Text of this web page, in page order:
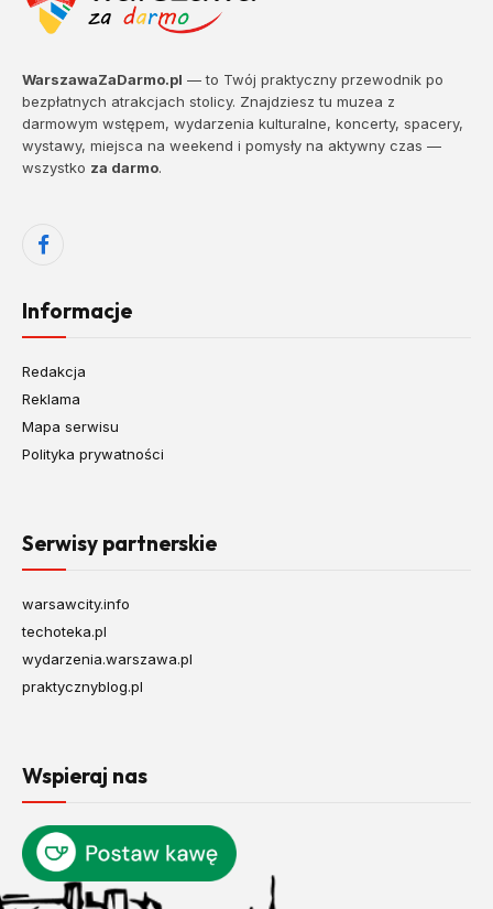
WarszawaZaDarmo.pl — to Twój praktyczny przewodnik po
bezpłatnych atrakcjach stolicy. Znajdziesz tu muzea z
darmowym wstępem, wydarzenia kulturalne, koncerty, spacery,
wystawy, miejsca na weekend i pomysły na aktywny czas —
wszystko za darmo.
Facebook
Informacje
Redakcja
Reklama
Mapa serwisu
Polityka prywatności
Serwisy partnerskie
warsawcity.info
techoteka.pl
wydarzenia.warszawa.pl
praktycznyblog.pl
Wspieraj nas